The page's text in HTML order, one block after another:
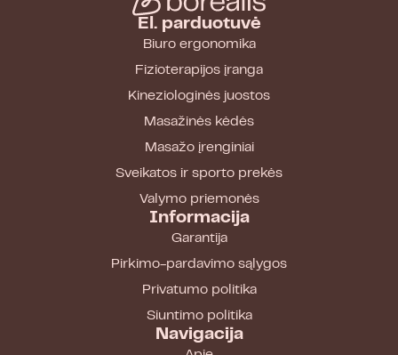
El. parduotuvė
Biuro ergonomika
Fizioterapijos įranga
Kineziologinės juostos
Masažinės kėdės
Masažo įrenginiai
Sveikatos ir sporto prekės
Valymo priemonės
Informacija
Garantija
Pirkimo-pardavimo sąlygos
Privatumo politika
Siuntimo politika
Navigacija